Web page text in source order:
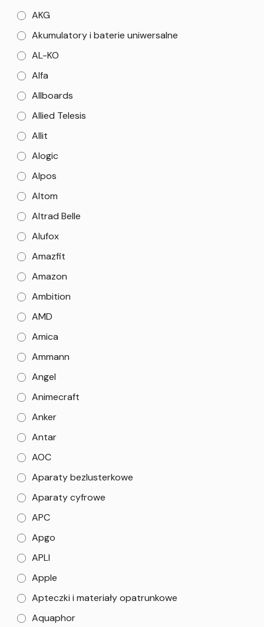
AKG
Akumulatory i baterie uniwersalne
AL-KO
Alfa
Allboards
Allied Telesis
Allit
Alogic
Alpos
Altom
Altrad Belle
Alufox
Amazfit
Amazon
Ambition
AMD
Amica
Ammann
Angel
Animecraft
Anker
Antar
AOC
Aparaty bezlusterkowe
Aparaty cyfrowe
APC
Apgo
APLI
Apple
Apteczki i materiały opatrunkowe
Aquaphor